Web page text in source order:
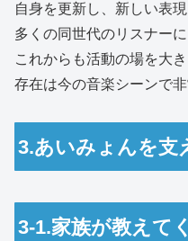
自身を更新し、新しい表
多くの同世代のリスナー
これからも活動の場を大
存在は今の音楽シーンで非
3.あいみょんを支
3-1.家族が教えて